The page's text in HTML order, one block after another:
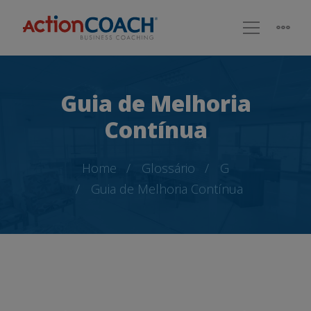
Guia de Melhoria
Contínua
Home Glossário
G
Guia de Melhoria Contínua